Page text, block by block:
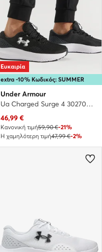
extra -10% Κωδικός: SUMMER
Ευκαιρία
Under Armour
Ua Charged Surge 4 3027000-001 · Παπούτσια για Τρέξιμο
Τρέχουσα τιμή
46,99 €
Κανονική τιμή59,90 €-21%
Η χαμηλότερη τιμή47,99 €-2%